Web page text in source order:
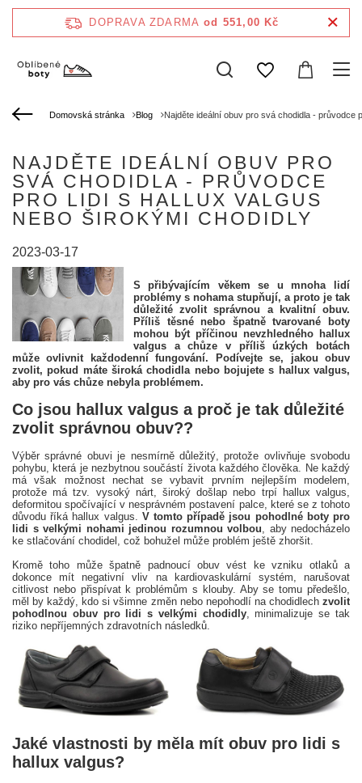
DOPRAVA ZDARMA od 551,00 Kč
Domovská stránka Blog Najděte ideální obuv pro svá chodidla - průvodce
NAJDĚTE IDEÁLNÍ OBUV PRO
SVÁ CHODIDLA - PRŮVODCE
PRO LIDI S HALLUX VALGUS
NEBO ŠIROKÝMI CHODIDLY
2023-03-17
S přibývajícím věkem se u mnoha lidí
problémy s nohama stupňují, a proto je tak
důležité zvolit správnou a kvalitní obuv.
Příliš těsné nebo špatně tvarované boty
mohou být příčinou nevzhledného hallux
valgus a chůze v příliš úzkých botách
může ovlivnit každodenní fungování. Podívejte se, jakou obuv
zvolit, pokud máte široká chodidla nebo bojujete s hallux valgus,
aby pro vás chůze nebyla problémem.
Co jsou hallux valgus a proč je tak důležité
zvolit správnou obuv??
Výběr správné obuvi je nesmírně důležitý, protože ovlivňuje svobodu
pohybu, která je nezbytnou součástí života každého člověka. Ne každý
má však možnost nechat se vybavit prvním nejlepším modelem,
protože má tzv. vysoký nárt, široký došlap nebo trpí hallux valgus,
deformitou spočívající v nesprávném postavení palce, které se z tohoto
důvodu říká hallux valgus. V tomto případě jsou pohodlné boty pro
lidi s velkými nohami jedinou rozumnou volbou, aby nedocházelo
ke stlačování chodidel, což bohužel může problém ještě zhoršit.
Kromě toho může špatně padnoucí obuv vést ke vzniku otlaků a
dokonce mít negativní vliv na kardiovaskulární systém, narušovat
citlivost nebo přispívat k problémům s klouby. Aby se tomu předešlo,
měl by každý, kdo si všimne změn nebo nepohodlí na chodidlech zvolit
pohodlnou obuv pro lidi s velkými chodidly, minimalizuje se tak
riziko nepříjemných zdravotních následků.
Jaké vlastnosti by měla mít obuv pro lidi s
hallux valgus?